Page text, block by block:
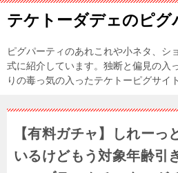
テケトーダデェのピグ
ピグパーティのあれこれや小ネタ、シ
式に紹介しています。独断と偏見の入
りの毒っ気の入ったテケトーピグサイ
【有料ガチャ】しれーっ
いるけどもう対象年齢引